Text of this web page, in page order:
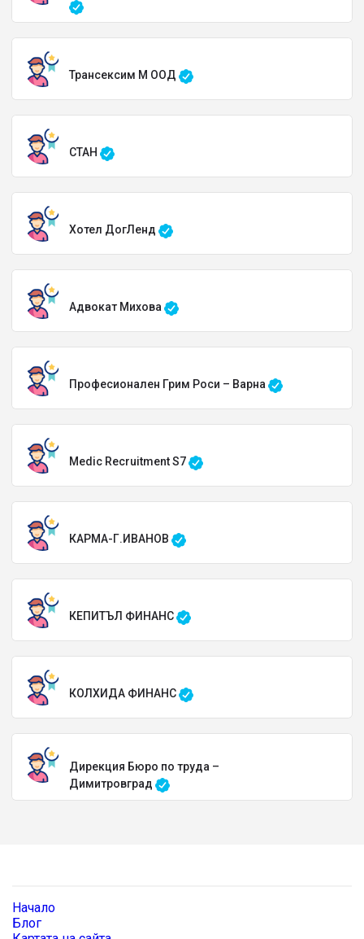
Трансексим М ООД
СТАН
Хотел ДогЛенд
Адвокат Михова
Професионален Грим Роси – Варна
Medic Recruitment S7
КАРМА-Г.ИВАНОВ
КЕПИТЪЛ ФИНАНС
КОЛХИДА ФИНАНС
Дирекция Бюро по труда –
Димитровград
Начало
Блог